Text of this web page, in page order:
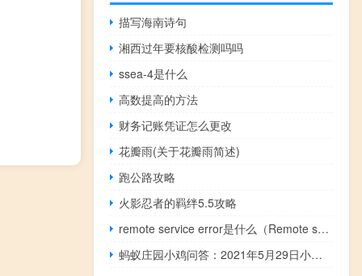
描写海南诗句
湘西过年要核酸检测吗吗
ssea-4是什么
高数提高的方法
财务记账凭证怎么更改
花瓣雨(关于花瓣雨简述)
跑公路攻略
火影忍者的羁绊5.5攻略
remote service error是什么（Remote service error是什么意思）
蚂蚁庄园小鸡问答：2021年5月29日小鸡庄园答案